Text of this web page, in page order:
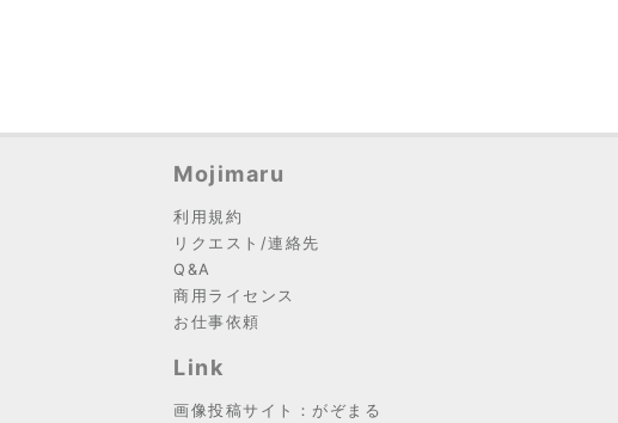
Mojimaru
利用規約
リクエスト/連絡先
Q&A
商用ライセンス
お仕事依頼
Link
画像投稿サイト：がぞまる